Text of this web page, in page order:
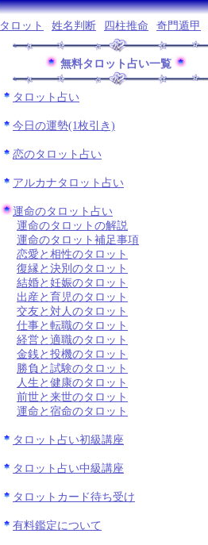
タロット
姓名判断 四柱推命 奇門遁甲
無料タロット占い一覧
タロット占い
今日の運勢(1枚引き)
恋のタロット占い
アルカナタロット占い
運命のタロット占い
運命のタロットの解説
運命のタロット補足事項
恋愛と相性のタロット
復縁と決別のタロット
結婚と妊娠のタロット
出産と育児のタロット
交友と対人のタロット
仕事と転職のタロット
経営と適職のタロット
金銭と投機のタロット
勝負と試験のタロット
人生と健康のタロット
前世と来世のタロット
運命と宿命のタロット
タロット占い初級講座
タロット占い中級講座
タロットカード待ち受け
有料鑑定について